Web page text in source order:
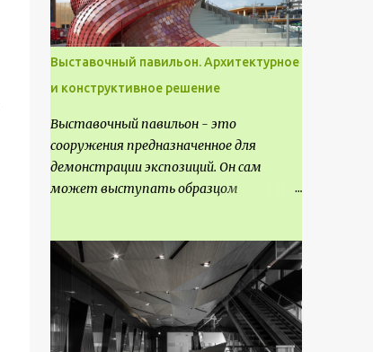
но и видом деятельность происходящей
на них. Одни используют в качестве
выращивания агрокультур. Другие для
строительства населенных пунктов и
т.д.
Выставочный павильон. Архитектурное
и конструктивное решение
Выставочный павильон - это
сооружения предназначенное для
демонстрации экспозиций. Он сам
может выступать образцом
достижений. Как правило, это
относится к международным и
всемирным выставкам. Выставочные
павильоны классифицируют на:
универсальные тематические